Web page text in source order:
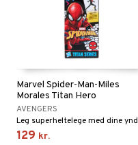
Marvel Spider-Man-Miles
Morales Titan Hero
AVENGERS
129 kr.
Patrol
& Findus
Speed Champions
Spidey
Super Heroes